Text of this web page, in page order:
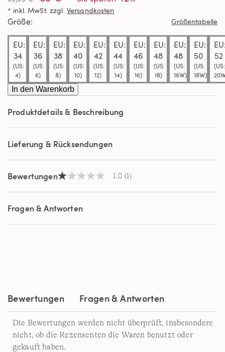
5
Sternen,
Durchschnittswert
Bewertung.
Read
Review.
Link
auf
derselben
Seite.
* inkl. MwSt. zzgl. Versandkosten
Größe Größentabelle
EU:
34
(US:
4)
EU:
36
(US:
6)
EU:
38
(US:
8)
EU:
40
(US:
10)
EU:
42
(US:
12)
EU:
44
(US:
14)
EU:
46
(US:
16)
EU:
48
(US:
18)
EU:
48
(US:
16W)
EU:
50
(US:
18W)
52
(US:
In den Warenkorb
Produktdetails & Beschreibung
Lieferung & Rücksendungen
Bewertungen1.0
5
Sternen,
Durchschnittswert
Bewertung.
1.0 (1)
Fragen & Antworten
Bewertungen Fragen & Antworten
Die Bewertungen werden nicht überprüft, insbesondere
nicht, ob die Rezensenten die Waren benutzt oder
gekauft haben.